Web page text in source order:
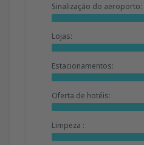
Sinalização do aeroporto:
Lojas:
Estacionamentos:
Oferta de hotéis:
Limpeza :